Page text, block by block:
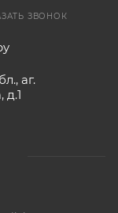
ЗВОНОК
аг.
д.1